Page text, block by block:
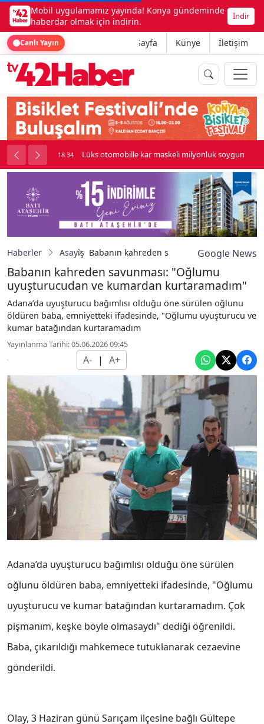
Mobil uygulamamız yayında! Konya gündeminde
haberdar olmak için indirin.
İndir
Canlı Yayın Ana Sayfa Künye İletişim
kavga çıktı 18:34 Lüks otomobille kar maskeli milyonluk soygun
Haberler Asayiş Babanın kahreden savunması: "Oğlumu
Google News
Babanın kahreden savunması: "Oğlumu
uyuşturucudan ve kumardan kurtaramadım"
Adana’da uyuşturucu bağımlısı olduğu öne sürülen oğlunu
öldüren baba, emniyetteki ifadesinde, "Oğlumu uyuşturucu ve
kumar batağından kurtaramadım
Yayınlanma Tarihi: 05.06.2026 09:45
A- | A+
Adana’da uyuşturucu bağımlısı olduğu öne sürülen
oğlunu öldüren baba, emniyetteki ifadesinde, "Oğlumu
uyuşturucu ve kumar batağından kurtaramadım. Çok
pişmanım, keşke böyle olmasaydı" dediği öğrenildi.
Baba, çıkarıldığı mahkemece tutuklanarak cezaevine
gönderildi.
Olay, 3 Haziran günü Sarıçam ilçesine bağlı Gültepe